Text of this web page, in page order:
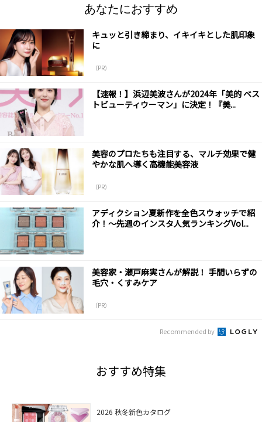
あなたにおすすめ
キュッと引き締まり、イキイキとした肌印象
に
（PR）
【速報！】浜辺美波さんが2024年「美的 ベス
トビューティウーマン」に決定！『美...
美容のプロたちも注目する、マルチ効果で健
やかな肌へ導く高機能美容液
（PR）
アディクション夏新作を全色スウォッチで紹
介！～先週のインスタ人気ランキングVol...
美容家・瀬戸麻実さんが解説！ 手間いらずの
毛穴・くすみケア
（PR）
Recommended by
おすすめ特集
2026 秋冬新色カタログ